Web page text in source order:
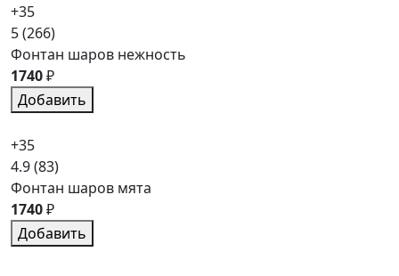
+35
5(266)
Фонтан шаров нежность
1740₽
Добавить
+35
4.9(83)
Фонтан шаров мята
1740₽
Добавить